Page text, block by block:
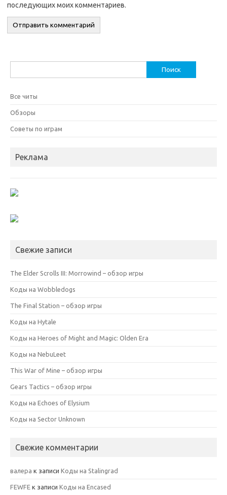
последующих моих комментариев.
Все читы
Обзоры
Советы по играм
Реклама
Свежие записи
The Elder Scrolls III: Morrowind – обзор игры
Коды на Wobbledogs
The Final Station – обзор игры
Коды на Hytale
Коды на Heroes of Might and Magic: Olden Era
Коды на NebuLeet
This War of Mine – обзор игры
Gears Tactics – обзор игры
Коды на Echoes of Elysium
Коды на Sector Unknown
Свежие комментарии
валера к записи Коды на Stalingrad
FEWFE к записи Коды на Encased